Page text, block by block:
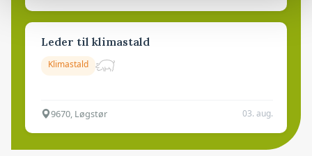
Leder til klimastald
Klimastald
9670, Løgstør 03. aug.